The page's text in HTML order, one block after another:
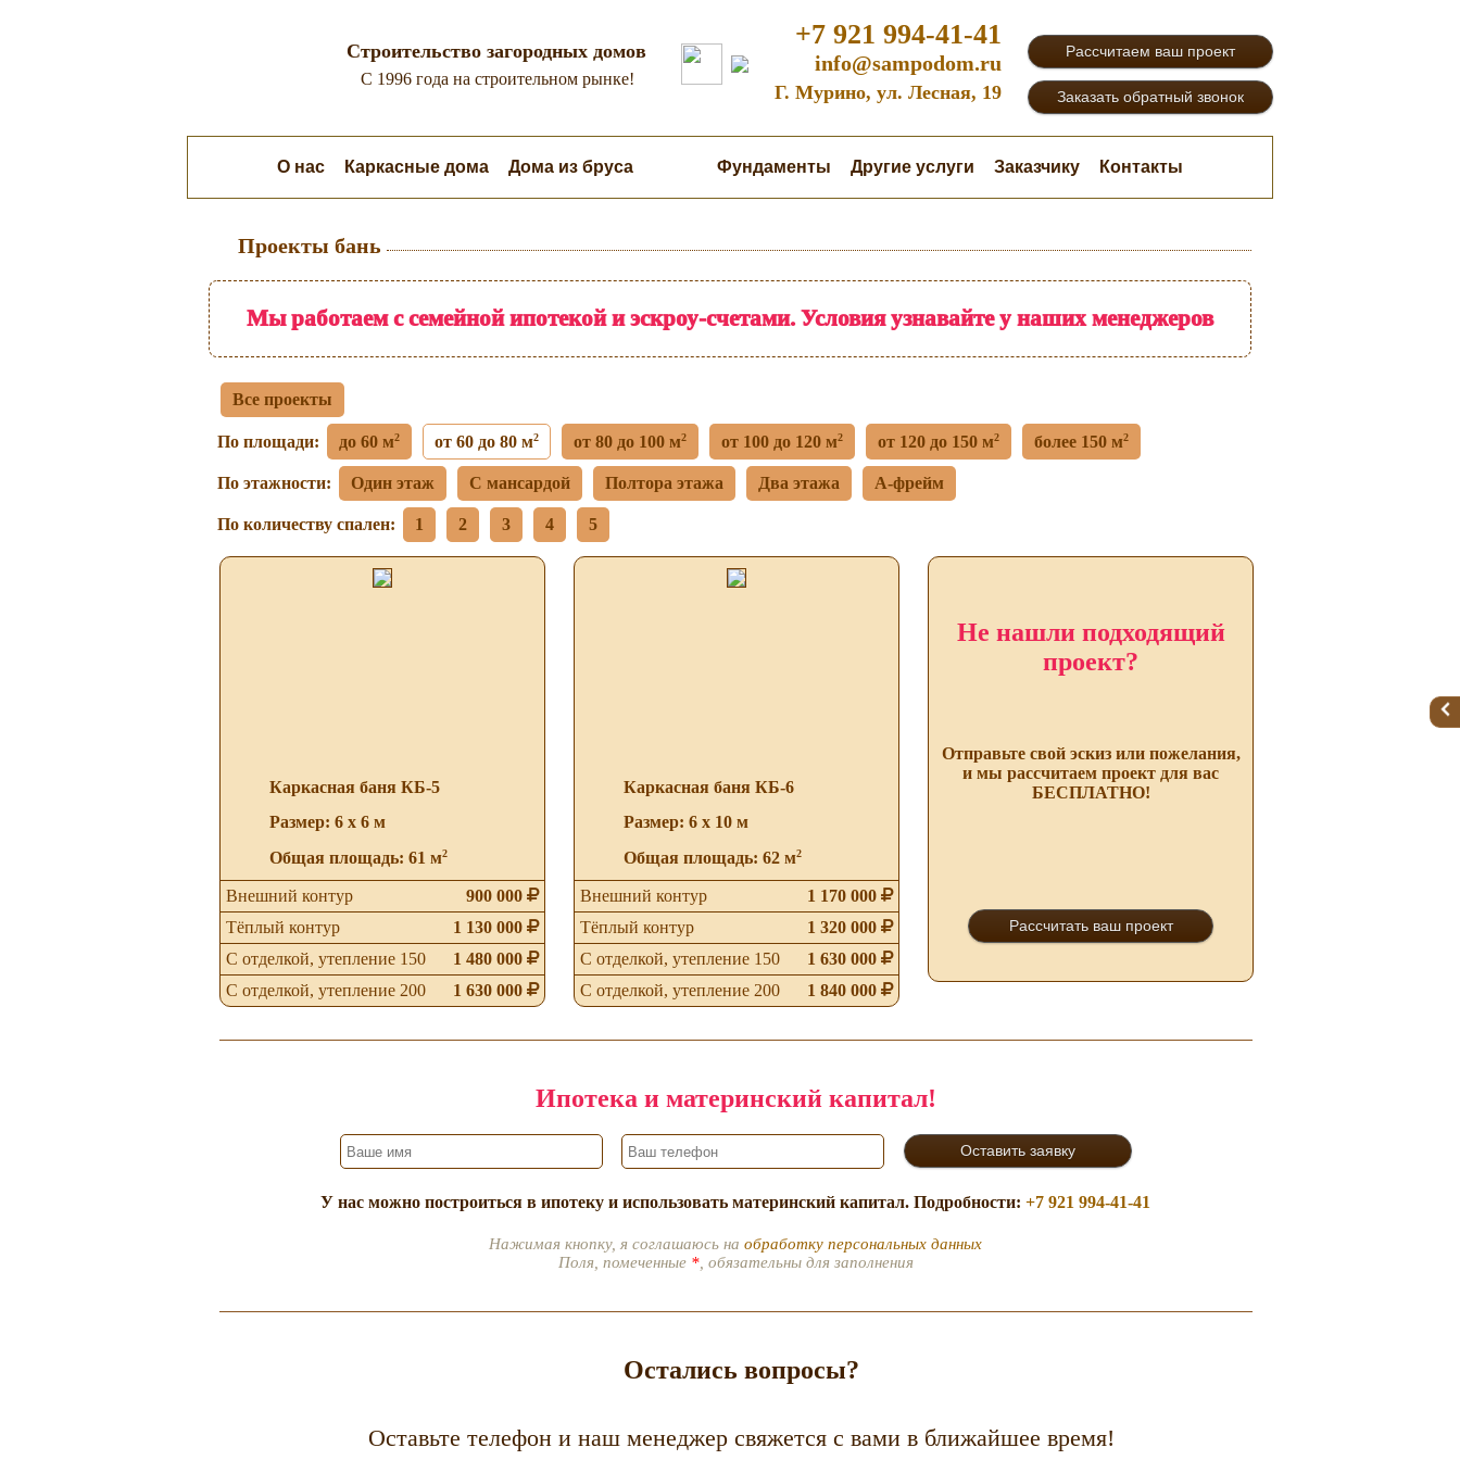
Строительство загородных домов
C 1996 года на строительном рынке!
Рассчитаем ваш проект
Заказать обратный звонок
+7 921 994-41-41
info@sampodom.ru
Г. Мурино, ул. Лесная, 19
О нас Каркасные дома Дома из бруса Фундаменты Другие услуги Заказчику Контакты
Проекты бань
Мы работаем с семейной ипотекой и эскроу-счетами. Условия узнавайте у наших менеджеров
Все проекты
По площади: до 60 м2 от 60 до 80 м2 от 80 до 100 м2 от 100 до 120 м2 от 120 до 150 м2 более 150 м2
По этажности: Один этаж С мансардой Полтора этажа Два этажа А-фрейм
По количеству спален: 1 2 3 4 5
Каркасная баня КБ-5
Размер: 6 х 6 м
Общая площадь: 61 м2
Внешний контур
900 000
Тёплый контур
1 130 000
С отделкой, утепление 150
1 480 000
С отделкой, утепление 200
1 630 000
Каркасная баня КБ-6
Размер: 6 х 10 м
Общая площадь: 62 м2
Внешний контур
1 170 000
Тёплый контур
1 320 000
С отделкой, утепление 150
1 630 000
С отделкой, утепление 200
1 840 000
Не нашли подходящий
проект?
Отправьте свой эскиз или пожелания,
и мы рассчитаем проект для вас
БЕСПЛАТНО!
Рассчитать ваш проект
Ипотека и материнский капитал!
У нас можно построиться в ипотеку и использовать материнский капитал. Подробности:+7 921 994-41-41
Нажимая кнопку, я соглашаюсь наобработку персональных данных
Поля, помеченные *, обязательны для заполнения
Остались вопросы?
Оставьте телефон и наш менеджер свяжется с вами в ближайшее время!